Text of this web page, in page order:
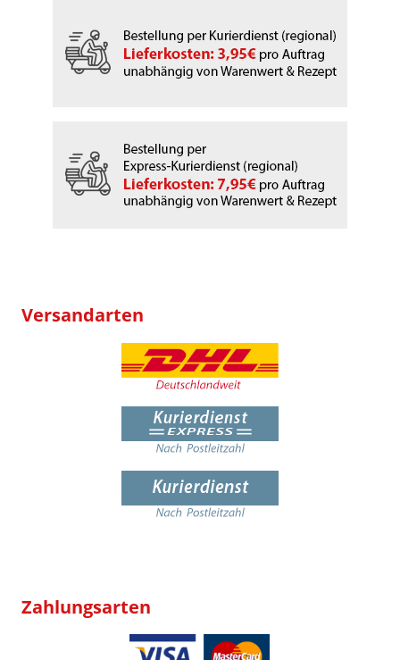
Versandarten
Zahlungsarten